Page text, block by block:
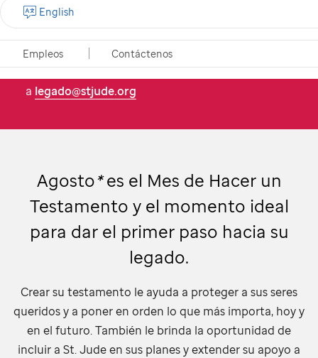
Empleos Contáctenos
English
Lo podemos ayudar. Llámenos al (800) 395-1087
o envíe un correo electrónico
a legado@stjude.org
Agosto*es el Mes de Hacer un
Testamento y el momento ideal
para dar el primer paso hacia su
legado.
Crear su testamento le ayuda a proteger a sus seres
queridos y a poner en orden lo que más importa, hoy y
en el futuro. También le brinda la oportunidad de
incluir a St. Judeen sus planes y extender su apoyo a